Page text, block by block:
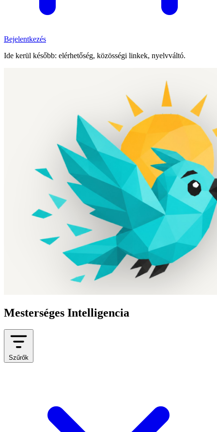
Bejelentkezés
Ide kerül később: elérhetőség, közösségi linkek, nyelvváltó.
Mesterséges Intelligencia
Szűrők